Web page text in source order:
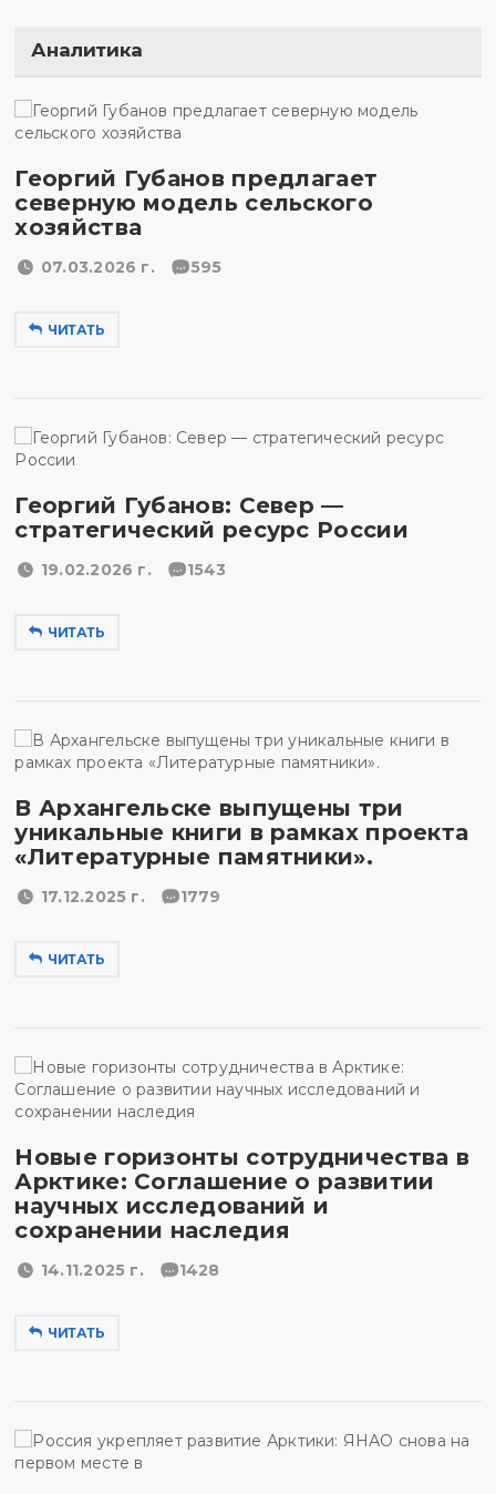
Аналитика
Георгий Губанов предлагает
северную модель сельского
хозяйства
07.03.2026 г. 595
ЧИТАТЬ
Георгий Губанов: Север —
стратегический ресурс России
19.02.2026 г. 1543
ЧИТАТЬ
В Архангельске выпущены три
уникальные книги в рамках проекта
«Литературные памятники».
17.12.2025 г. 1779
ЧИТАТЬ
Новые горизонты сотрудничества в
Арктике: Соглашение о развитии
научных исследований и
сохранении наследия
14.11.2025 г. 1428
ЧИТАТЬ